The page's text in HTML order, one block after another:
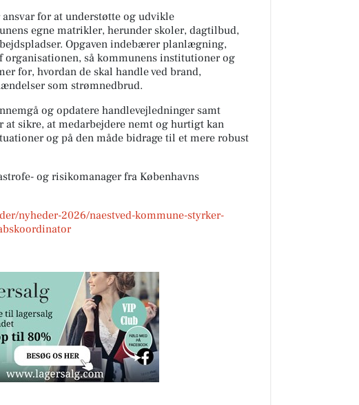
for at understøtte og udvikle
egne matrikler, herunder skoler, dagtilbud,
Opgaven indebærer planlægning,
så kommunens institutioner og
for, hvordan de skal handle ved brand,
som strømnedbrud.
og opdatere handlevejledninger samt
at sikre, at medarbejdere nemt og hurtigt kan
og på den måde bidrage til et mere robust
og risikomanager fra Københavns
nyheder-2026/naestved-kommune-styrker-